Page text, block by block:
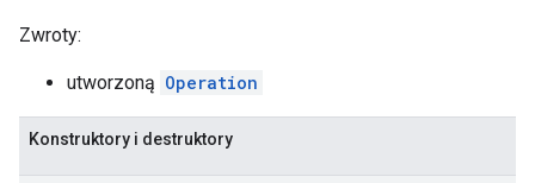
Zwroty:
utworzoną Operation
Konstruktory i destruktory